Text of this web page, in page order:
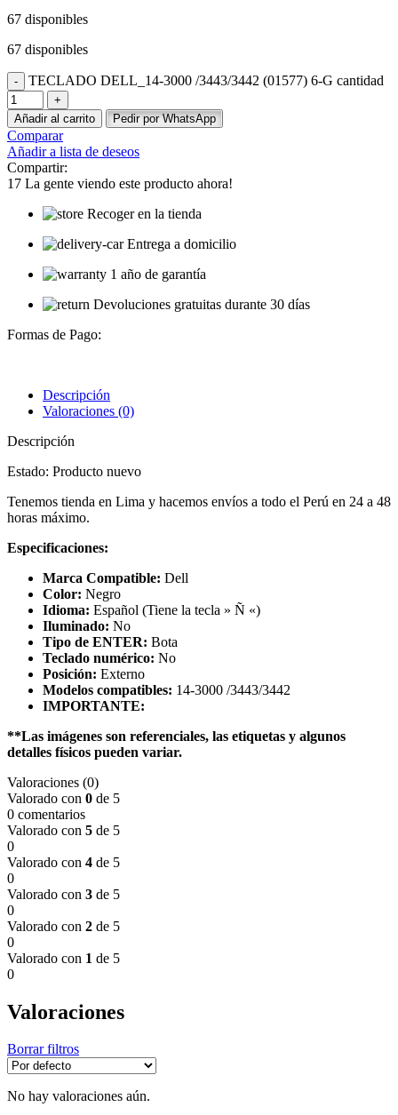
67 disponibles
67 disponibles
TECLADO DELL_14-3000 /3443/3442 (01577) 6-G cantidad
Añadir al carrito Pedir por WhatsApp
Comparar
Añadir a lista de deseos
Compartir:
17 La gente viendo este producto ahora!
Recoger en la tienda
Entrega a domicilio
1 año de garantía
Devoluciones gratuitas durante 30 días
Formas de Pago:
Descripción
Valoraciones (0)
Descripción
Estado: Producto nuevo
Tenemos tienda en Lima y hacemos envíos a todo el Perú en 24 a 48
horas máximo.
Especificaciones:
Marca Compatible: Dell
Color: Negro
Idioma: Español (Tiene la tecla » Ñ «)
Iluminado: No
Tipo de ENTER: Bota
Teclado numérico: No
Posición: Externo
Modelos compatibles: 14-3000 /3443/3442
IMPORTANTE:
**Las imágenes son referenciales, las etiquetas y algunos
detalles físicos pueden variar.
Valoraciones (0)
Valorado con 0 de 5
0 comentarios
Valorado con 5 de 5
0
Valorado con 4 de 5
0
Valorado con 3 de 5
0
Valorado con 2 de 5
0
Valorado con 1 de 5
0
Valoraciones
Borrar filtros
No hay valoraciones aún.